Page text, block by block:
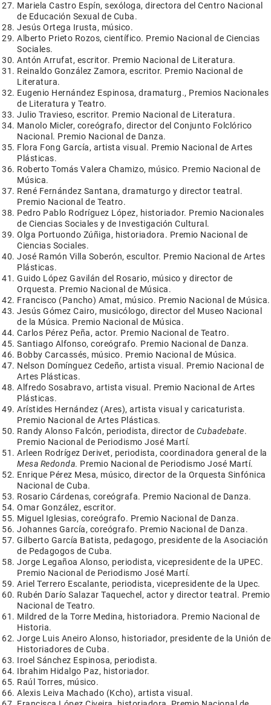
Mariela Castro Espín, sexóloga, directora del Centro Nacional
de Educación Sexual de Cuba.
Jesús Ortega Irusta, músico.
Alberto Prieto Rozos, científico. Premio Nacional de Ciencias
Sociales.
Antón Arrufat, escritor. Premio Nacional de Literatura.
Reinaldo González Zamora, escritor. Premio Nacional de
Literatura.
Eugenio Hernández Espinosa, dramaturg., Premios Nacionales
de Literatura y Teatro.
Julio Travieso, escritor. Premio Nacional de Literatura.
Manolo Micler, coreógrafo, director del Conjunto Folclórico
Nacional. Premio Nacional de Danza.
Flora Fong García, artista visual. Premio Nacional de Artes
Plásticas.
Roberto Tomás Valera Chamizo, músico. Premio Nacional de
Música.
René Fernández Santana, dramaturgo y director teatral.
Premio Nacional de Teatro.
Pedro Pablo Rodríguez López, historiador. Premio Nacionales
de Ciencias Sociales y de Investigación Cultural.
Olga Portuondo Zúñiga, historiadora. Premio Nacional de
Ciencias Sociales.
José Ramón Villa Soberón, escultor. Premio Nacional de Artes
Plásticas.
Guido López Gavilán del Rosario, músico y director de
Orquesta. Premio Nacional de Música.
Francisco (Pancho) Amat, músico. Premio Nacional de Música.
Jesús Gómez Cairo, musicólogo, director del Museo Nacional
de la Música. Premio Nacional de Música.
Carlos Pérez Peña, actor. Premio Nacional de Teatro.
Santiago Alfonso, coreógrafo. Premio Nacional de Danza.
Bobby Carcassés, músico. Premio Nacional de Música.
Nelson Domínguez Cedeño, artista visual. Premio Nacional de
Artes Plásticas.
Alfredo Sosabravo, artista visual. Premio Nacional de Artes
Plásticas.
Arístides Hernández (Ares), artista visual y caricaturista.
Premio Nacional de Artes Plásticas.
Randy Alonso Falcón, periodista, director de Cubadebate.
Premio Nacional de Periodismo José Martí.
Arleen Rodrígez Derivet, periodista, coordinadora general de la
Mesa Redonda. Premio Nacional de Periodismo José Martí.
Enrique Pérez Mesa, músico, director de la Orquesta Sinfónica
Nacional de Cuba.
Rosario Cárdenas, coreógrafa. Premio Nacional de Danza.
Omar González, escritor.
Miguel Iglesias, coreógrafo. Premio Nacional de Danza.
Johannes García, coreógrafo. Premio Nacional de Danza.
Gilberto García Batista, pedagogo, presidente de la Asociación
de Pedagogos de Cuba.
Jorge Legañoa Alonso, periodista, vicepresidente de la UPEC.
Premio Nacional de Periodismo José Martí.
Ariel Terrero Escalante, periodista, vicepresidente de la Upec.
Rubén Darío Salazar Taquechel, actor y director teatral. Premio
Nacional de Teatro.
Mildred de la Torre Medina, historiadora. Premio Nacional de
Historia.
Jorge Luis Aneiro Alonso, historiador, presidente de la Unión de
Historiadores de Cuba.
Iroel Sánchez Espinosa, periodista.
Ibrahim Hidalgo Paz, historiador.
Raúl Torres, músico.
Alexis Leiva Machado (Kcho), artista visual.